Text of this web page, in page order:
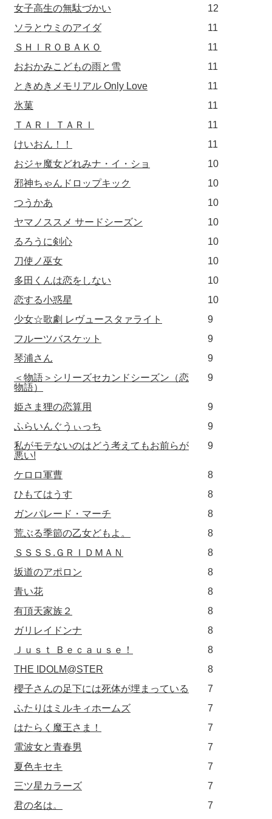
女子高生の無駄づかい
12
ソラとウミのアイダ
11
ＳＨＩＲＯＢＡＫＯ
11
おおかみこどもの雨と雪
11
ときめきメモリアル Only Love
11
氷菓
11
ＴＡＲＩ ＴＡＲＩ
11
けいおん！！
11
おジャ魔女どれみナ・イ・ショ
10
邪神ちゃんドロップキック
10
つうかあ
10
ヤマノススメ サードシーズン
10
るろうに剣心
10
刀使ノ巫女
10
多田くんは恋をしない
10
恋する小惑星
10
少女☆歌劇 レヴュースタァライト
9
フルーツバスケット
9
琴浦さん
9
＜物語＞シリーズセカンドシーズン（恋
物語）
9
姫さま狸の恋算用
9
ふらいんぐうぃっち
9
私がモテないのはどう考えてもお前らが
悪い!
9
ケロロ軍曹
8
ひもてはうす
8
ガンパレード・マーチ
8
荒ぶる季節の乙女どもよ。
8
ＳＳＳＳ.ＧＲＩＤＭＡＮ
8
坂道のアポロン
8
青い花
8
有頂天家族２
8
ガリレイドンナ
8
Ｊｕｓｔ Ｂｅｃａｕｓｅ！
8
THE IDOLM@STER
8
櫻子さんの足下には死体が埋まっている
7
ふたりはミルキィホームズ
7
はたらく魔王さま！
7
電波女と青春男
7
夏色キセキ
7
三ツ星カラーズ
7
君の名は。
7